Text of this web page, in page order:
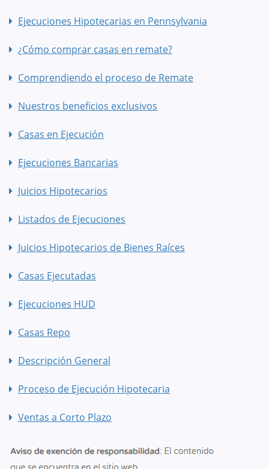
Ejecuciones Hipotecarias en Pennsylvania
¿Cómo comprar casas en remate?
Comprendiendo el proceso de Remate
Nuestros beneficios exclusivos
Casas en Ejecución
Ejecuciones Bancarias
Juicios Hipotecarios
Listados de Ejecuciones
Juicios Hipotecarios de Bienes Raíces
Casas Ejecutadas
Ejecuciones HUD
Casas Repo
Descripción General
Proceso de Ejecución Hipotecaria
Ventas a Corto Plazo